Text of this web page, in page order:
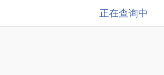
正在查询中